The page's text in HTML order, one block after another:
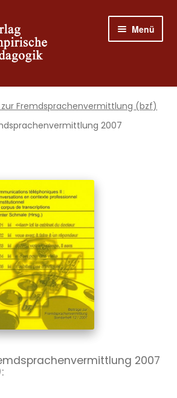
Menü
Fremdsprachen­vermittlung (bzf)
2007
2007